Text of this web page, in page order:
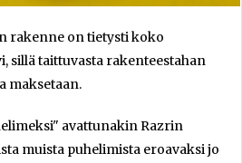
rakenne on tietysti koko
sillä taittuvasta rakenteestahan
maksetaan.
avattunakin Razrin
muista puhelimista eroavaksi jo